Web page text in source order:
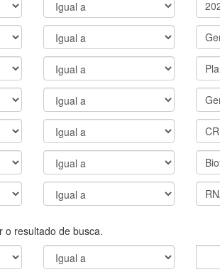
o resultado de busca.